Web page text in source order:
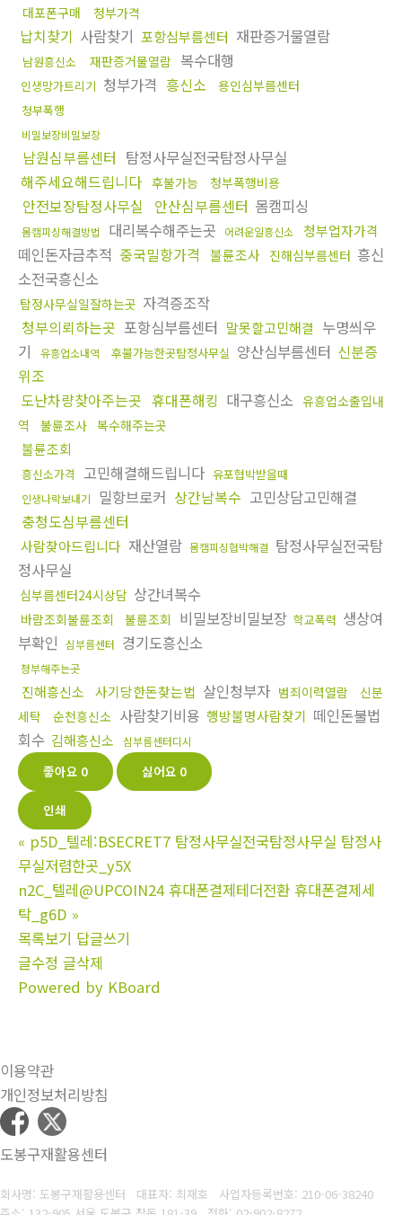
대포폰구매 청부가격
납치찾기 사람찾기 포항심부름센터 재판증거물열람
남원흥신소 재판증거물열람 복수대행
인생망가트리기 청부가격 흥신소 용인심부름센터
청부폭행
비밀보장비밀보장
남원심부름센터 탐정사무실전국탐정사무실
해주세요해드립니다 후불가능 청부폭행비용
안전보장탐정사무실 안산심부름센터 몸캠피싱
몸캠피싱해결방법 대리복수해주는곳 어려운일흥신소 청부업자가격
떼인돈자금추적 중국밀항가격 불륜조사 진해심부름센터 흥신
소전국흥신소
탐정사무실일잘하는곳 자격증조작
청부의뢰하는곳 포항심부름센터 말못할고민해결 누명씌우
기
유흥업소내역 후불가능한곳탐정사무실 양산심부름센터 신분증
위조
도난차량찾아주는곳 휴대폰해킹 대구흥신소 유흥업소출입내
역
불륜조사 복수해주는곳
불륜조회
흥신소가격 고민해결해드립니다 유포협박받을때
인생나락보내기 밀항브로커 상간남복수 고민상담고민해결
충청도심부름센터
사람찾아드립니다 재산열람 몸캠피싱협박해결 탐정사무실전국탐
정사무실
심부름센터24시상담 상간녀복수
바람조회불륜조회 불륜조회 비밀보장비밀보장 학교폭력 생상여
부확인 심부름센터 경기도흥신소
청부해주는곳
진해흥신소 사기당한돈찾는법 살인청부자 범죄이력열람
신분
세탁
순천흥신소 사람찾기비용 행방불명사람찾기 떼인돈불법
회수 김해흥신소 심부름센터디시
좋아요 0 싫어요 0
인쇄
« p5D_텔레:BSECRET7 탐정사무실전국탐정사무실 탐정사
무실저렴한곳_y5X
n2C_텔레@UPCOIN24 휴대폰결제테더전환 휴대폰결제세
탁_g6D »
목록보기 답글쓰기
글수정 글삭제
Powered by KBoard
이용약관
개인정보처리방침
도봉구재활용센터
회사명: 도봉구재활용센터 대표자: 최재호 사업자등록번호: 210-06-38240